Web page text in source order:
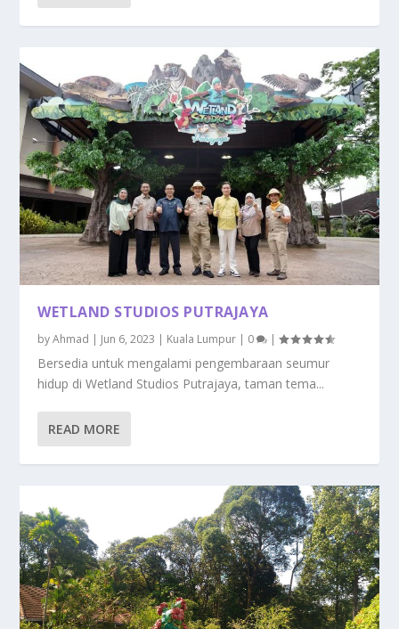
WETLAND STUDIOS PUTRAJAYA
byAhmad | Jun 6, 2023 | Kuala Lumpur | 0 |
Bersedia untuk mengalami pengembaraan seumur
hidup di Wetland Studios Putrajaya, taman tema...
READ MORE